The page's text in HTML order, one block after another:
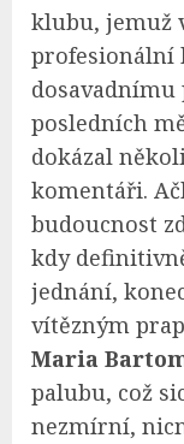
klubu, jemuž
profesionální
posledních
dokázal
komentáři.
budoucnost
kdy
jednání,
vítězným
Maria
palubu, což
nezmírní,